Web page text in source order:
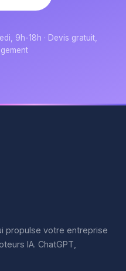
9h-18h · Devis gratuit,
propulse votre entreprise
IA. ChatGPT,